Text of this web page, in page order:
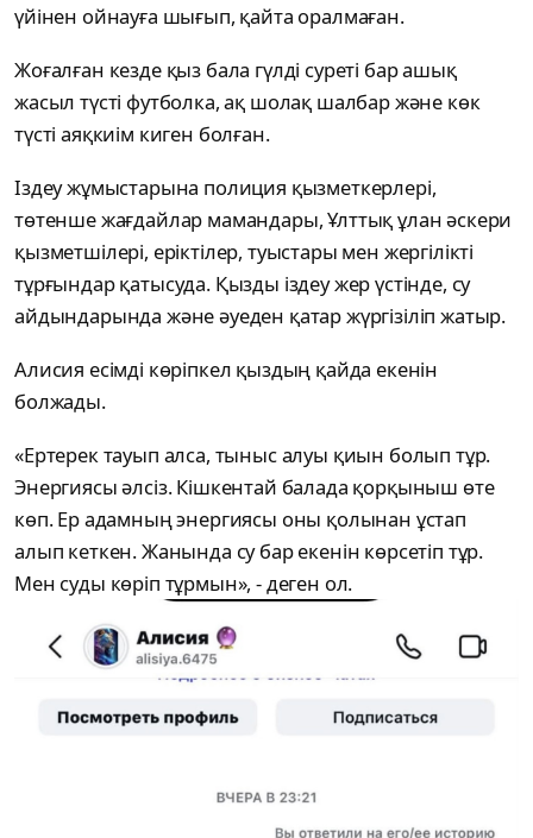
үйінен ойнауға шығып, қайта оралмаған.
Жоғалған кезде қыз бала гүлді суреті бар ашық
жасыл түсті футболка, ақ шолақ шалбар және көк
түсті аяқкиім киген болған.
Іздеу жұмыстарына полиция қызметкерлері,
төтенше жағдайлар мамандары, Ұлттық ұлан әскери
қызметшілері, еріктілер, туыстары мен жергілікті
тұрғындар қатысуда. Қызды іздеу жер үстінде, су
айдындарында және әуеден қатар жүргізіліп жатыр.
Алисия есімді көріпкел қыздың қайда екенін
болжады.
«Ертерек тауып алса, тыныс алуы қиын болып тұр.
Энергиясы әлсіз. Кішкентай балада қорқыныш өте
көп. Ер адамның энергиясы оны қолынан ұстап
алып кеткен. Жанында су бар екенін көрсетіп тұр.
Мен суды көріп тұрмын», - деген ол.